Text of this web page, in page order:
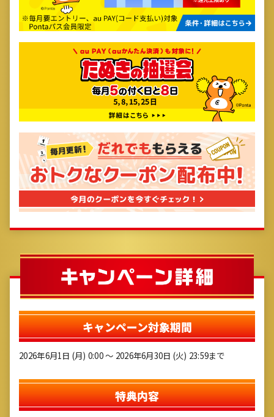
キャンペーン対象期間
2026年6月1日 (月) 0:00 ～ 2026年6月30日 (火) 23:59まで
特典内容